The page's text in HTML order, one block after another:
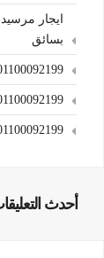
بسائق
أحدث